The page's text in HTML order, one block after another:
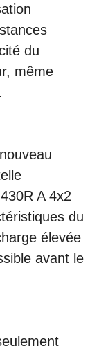
du
même
A 4x2
du
élevée
avant le